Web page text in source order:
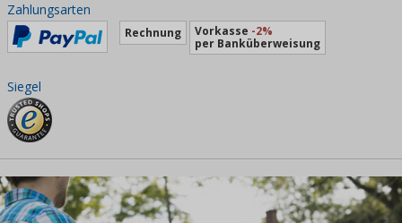
Zahlungsarten
Rechnung Vorkasse -2%
per Banküberweisung
Siegel